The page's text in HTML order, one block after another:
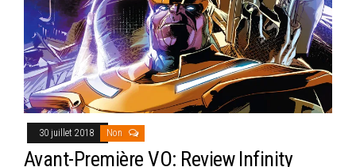
30 juillet 2018 Non
Avant-Première VO: Review Infinity